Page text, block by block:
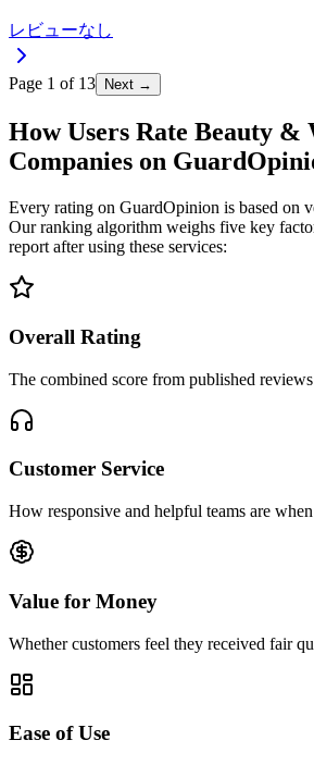
レビューなし
Page 1 of 13 Next →
How Users Rate Beauty &
Companies on
Every rating on GuardOpinion is based on
Our ranking algorithm weighs five key
report after using these services:
Overall Rating
The combined score from published
Customer Service
How responsive and helpful teams are when
Value for Money
Whether customers feel they received fair
Ease of Use